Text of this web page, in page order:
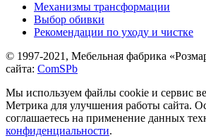
Механизмы трансформации
Выбор обивки
Рекомендации по уходу и чистке
© 1997-2021, Мебельная фабрика
сайта: ComSPb
Мы используем файлы cookie и сервис
Метрика для улучшения работы сайта.
соглашаетесь на применение данных
конфиденциальности.